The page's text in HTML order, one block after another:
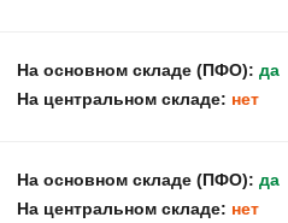
На основном складе (ПФО): да
На центральном складе: нет
На основном складе (ПФО): да
На центральном складе: нет